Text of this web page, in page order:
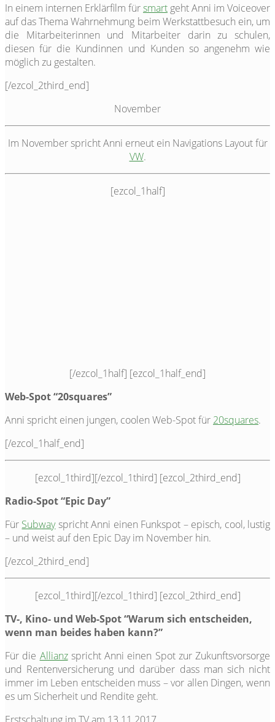
In einem internen Erklärfilm fürsmart geht Anni im Voiceover
auf das Thema Wahrnehmung beim Werkstattbesuch ein, um
die Mitarbeiterinnen und Mitarbeiter darin zu schulen,
diesen für die Kundinnen und Kunden so angenehm wie
möglich zu gestalten.
[/ezcol_2third_end]
November
Im November spricht Anni erneut ein Navigations Layout für
VW.
[ezcol_1half]
[/ezcol_1half] [ezcol_1half_end]
Web-Spot “20squares”
Anni spricht einen jungen, coolen Web-Spot für 20squares.
[/ezcol_1half_end]
[ezcol_1third][/ezcol_1third] [ezcol_2third_end]
Radio-Spot “Epic Day”
Für Subwayspricht Anni einen Funkspot – episch, cool, lustig
– und weist auf den Epic Day im November hin.
[/ezcol_2third_end]
[ezcol_1third][/ezcol_1third] [ezcol_2third_end]
TV-, Kino- und Web-Spot “Warum sich entscheiden,
wenn man beides haben kann?”
Für die Allianzspricht Anni einen Spot zur Zukunftsvorsorge
und Rentenversicherung und darüber dass man sich nicht
immer im Leben entscheiden muss – vor allen Dingen, wenn
es um Sicherheit und Rendite geht.